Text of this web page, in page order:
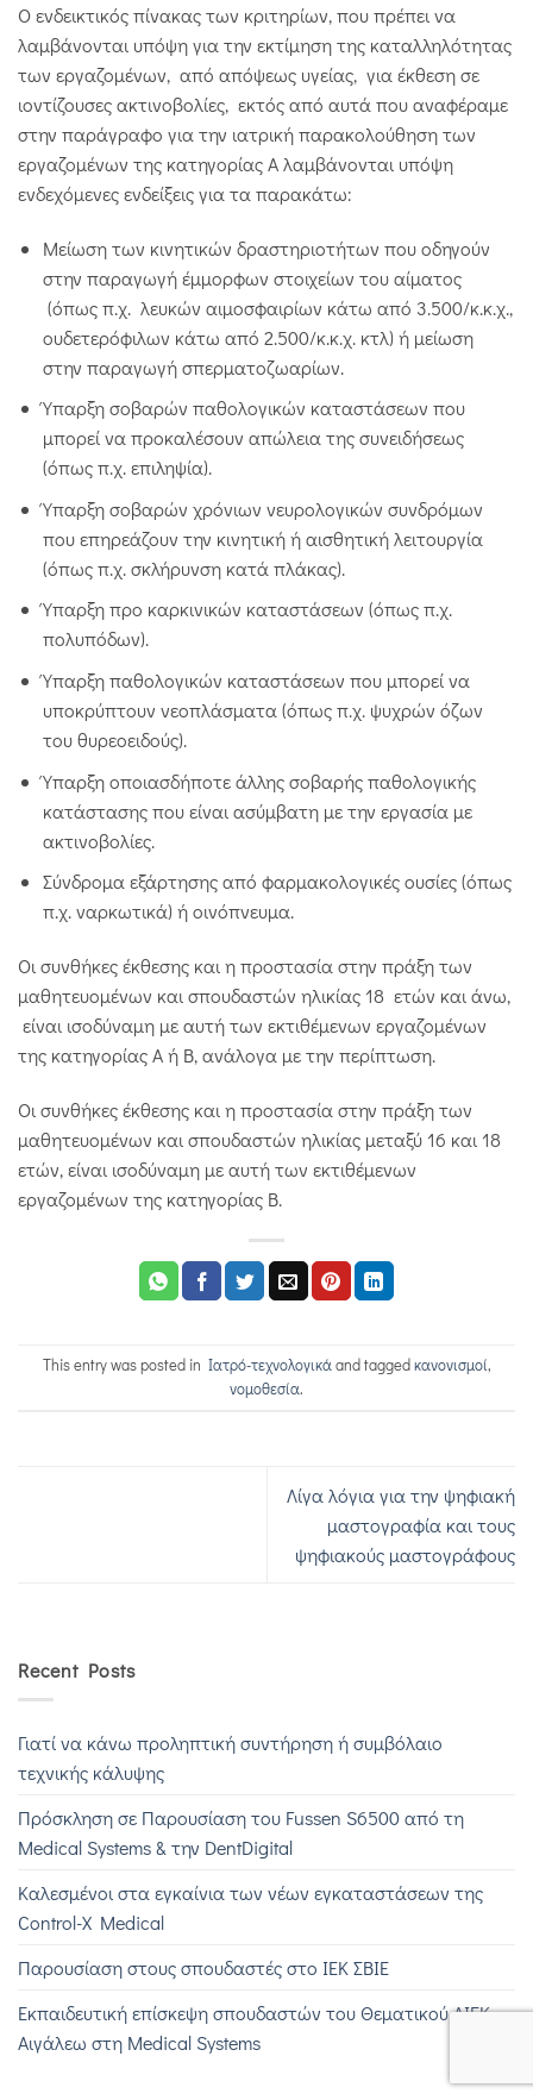
Ο ενδεικτικός πίνακας των κριτηρίων, που πρέπει να
λαμβάνονται υπόψη για την εκτίμηση της καταλληλότητας
των εργαζομένων, από απόψεως υγείας, για έκθεση σε
ιοντίζουσες ακτινοβολίες, εκτός από αυτά που αναφέραμε
στην παράγραφο για την ιατρική παρακολούθηση των
εργαζομένων της κατηγορίας Α λαμβάνονται υπόψη
ενδεχόμενες ενδείξεις για τα παρακάτω:
Μείωση των κινητικών δραστηριοτήτων που οδηγούν
στην παραγωγή έμμορφων στοιχείων του αίματος
(όπως π.χ. λευκών αιμοσφαιρίων κάτω από 3.500/κ.κ.χ.,
ουδετερόφιλων κάτω από 2.500/κ.κ.χ. κτλ) ή μείωση
στην παραγωγή σπερματοζωαρίων.
Ύπαρξη σοβαρών παθολογικών καταστάσεων που
μπορεί να προκαλέσουν απώλεια της συνειδήσεως
(όπως π.χ. επιληψία).
Ύπαρξη σοβαρών χρόνιων νευρολογικών συνδρόμων
που επηρεάζουν την κινητική ή αισθητική λειτουργία
(όπως π.χ. σκλήρυνση κατά πλάκας).
Ύπαρξη προ καρκινικών καταστάσεων (όπως π.χ.
πολυπόδων).
Ύπαρξη παθολογικών καταστάσεων που μπορεί να
υποκρύπτουν νεοπλάσματα (όπως π.χ. ψυχρών όζων
του θυρεοειδούς).
Ύπαρξη οποιασδήποτε άλλης σοβαρής παθολογικής
κατάστασης που είναι ασύμβατη με την εργασία με
ακτινοβολίες.
Σύνδρομα εξάρτησης από φαρμακολογικές ουσίες (όπως
π.χ. ναρκωτικά) ή οινόπνευμα.
Οι συνθήκες έκθεσης και η προστασία στην πράξη των
μαθητευομένων και σπουδαστών ηλικίας 18 ετών και άνω,
είναι ισοδύναμη με αυτή των εκτιθέμενων εργαζομένων
της κατηγορίας Α ή Β, ανάλογα με την περίπτωση.
Οι συνθήκες έκθεσης και η προστασία στην πράξη των
μαθητευομένων και σπουδαστών ηλικίας μεταξύ 16 και 18
ετών, είναι ισοδύναμη με αυτή των εκτιθέμενων
εργαζομένων της κατηγορίας Β.
This entry was posted in Iατρό-τεχνολογικά and taggedκανονισμοί,
νομοθεσία.
Λίγα λόγια για την ψηφιακή
μαστογραφία και τους
ψηφιακούς μαστογράφους
Recent Posts
Γιατί να κάνω προληπτική συντήρηση ή συμβόλαιο
τεχνικής κάλυψης
Πρόσκληση σε Παρουσίαση του Fussen S6500 από τη
Medical Systems & την DentDigital
Καλεσμένοι στα εγκαίνια των νέων εγκαταστάσεων της
Control-X Medical
Παρουσίαση στους σπουδαστές στο ΙΕΚ ΣΒΙΕ
Εκπαιδευτική επίσκεψη σπουδαστών του Θεματικού ΔΙΕΚ
Αιγάλεω στη Medical Systems